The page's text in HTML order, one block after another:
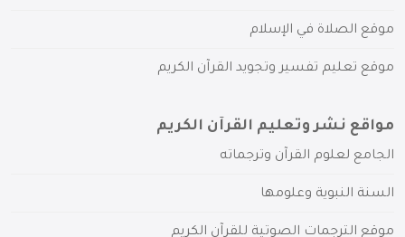
موقع الصلاة في الإسلام
موقع تعليم تفسير وتجويد القرآن الكريم
مواقع نشر وتعليم القرآن الكريم
الجامع لعلوم القرآن وترجماته
السنة النبوية وعلومها
موقع الترجمات الصوتية للقرآن الكريم